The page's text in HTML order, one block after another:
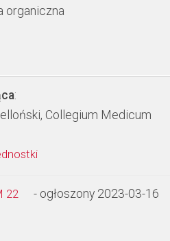
organiczna
:
Collegium Medicum
22 - ogłoszony 2023-03-16